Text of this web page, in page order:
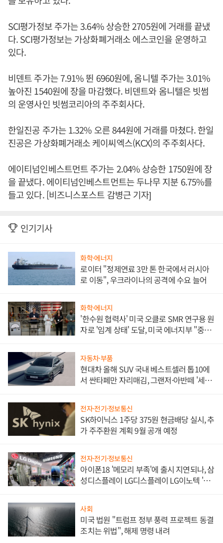
SCI평가정보 주가는 3.64% 상승한 2705원에 거래를 끝냈
다. SCI평가정보는 가상화폐거래소 에스코인을 운영하고
있다.
비덴트 주가는 7.91% 뛴 6960원에, 옴니텔 주가는 3.01%
높아진 1540원에 장을 마감했다. 비덴트와 옴니텔은 빗썸
의 운영사인 빗썸코리아의 주주회사다.
한일진공 주가는 1.32% 오른 844원에 거래를 마쳤다. 한일
진공은 가상화폐거래소 케이씨엑스(KCX)의 주주회사다.
에이티넘인베스트먼트 주가는 2.04% 상승한 1750원에 장
을 끝냈다. 에이티넘인베스트먼트는 두나무 지분 6.75%를
들고 있다. [비즈니스포스트 감병근 기자]
인기기사
화학·에너지
로이터 "정제연료 3만 톤 한국에서 러시아
로 이동", 우크라이나의 공격에 수요 늘어
화학·에너지
'한수원 협력사' 미국 오클로 SMR 연구용 원
자로 '임계 상태' 도달, 미국 에너지부 "중요
자동차·부품
현대차 올해 SUV 국내 베스트셀러 톱10에
서 싼타페만 자리매김, 그랜저·아반떼 '세단
전자·전기·정보통신
SK하이닉스 1주당 375원 현금배당 실시, 추
가 주주환원 계획 9월 공개 예정
전자·전기·정보통신
아이폰18 '메모리 부족'에 출시 지연되나, 삼
성디스플레이 LG디스플레이 LG이노텍 '탈
사회
미국 법원 "트럼프 정부 풍력 프로젝트 동결
조치는 위법", 해제 명령 내려